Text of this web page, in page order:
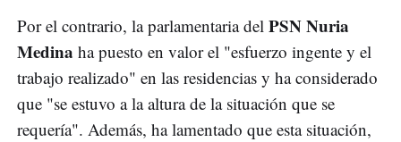
Por el contrario, la parlamentaria del PSN Nuria
Medina ha puesto en valor el "esfuerzo ingente y el
trabajo realizado" en las residencias y ha considerado
que "se estuvo a la altura de la situación que se
requería". Además, ha lamentado que esta situación,